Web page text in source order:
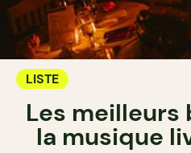
LISTE
Les meilleurs
la musique